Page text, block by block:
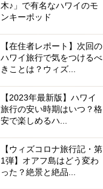
木♪」で有名なハワイのモ
ンキーポッド
【在住者レポート】次回の
ハワイ旅行で気をつけるべ
きことは？ウィズ...
【2023年最新版】ハワイ
旅行の安い時期はいつ？格
安で楽しめるハ...
【ウィズコロナ旅行記・第
1弾】オアフ島はどう変わ
った？絶景と絶品...